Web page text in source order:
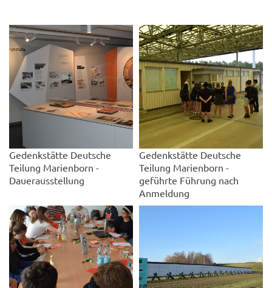
Gedenkstätte Deutsche
Teilung Marienborn -
Dauerausstellung
Gedenkstätte Deutsche
Teilung Marienborn -
geführte Führung nach
Anmeldung